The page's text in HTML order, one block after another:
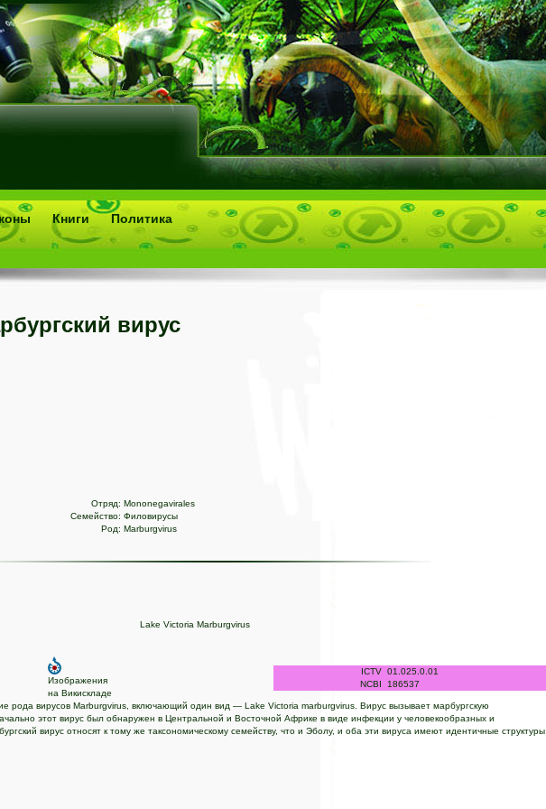
Книги Политика
вирус
Отряд: Mononegavirales
Семейство: Филовирусы
Род: Marburgvirus
Lake Victoria Marburgvirus
Изображения
на Викискладе
ICTV 01.025.0.01
NCBI
186537
рода вирусов Marburgvirus, включающий один вид — Lake Victoria marburgvirus. Вирус вызывает марбургскую
этот вирус был обнаружен в Центральной и Восточной Африке в виде инфекции у человекообразных и
вирус относят к тому же таксономическому семейству, что и Эболу, и оба эти вируса имеют идентичные структуры,